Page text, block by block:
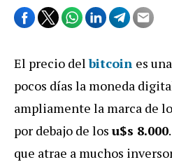
El precio delbitcoin es
pocos días la moneda
ampliamente la marca de
por debajo de los u$s 8.000
que atrae a muchos